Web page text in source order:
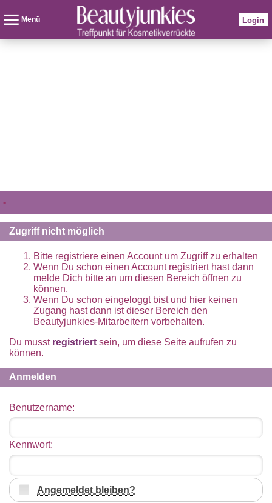
Menü Login
-
Zugriff nicht möglich
Bitte registriere einen Account um Zugriff zu erhalten
Wenn Du schon einen Account registriert hast dann
melde Dich bitte an um diesen Bereich öffnen zu
können.
Wenn Du schon eingeloggt bist und hier keinen
Zugang hast dann ist dieser Bereich den
Beautyjunkies-Mitarbeitern vorbehalten.
Du musst registriert sein, um diese Seite aufrufen zu
können.
Anmelden
Benutzername:
Kennwort:
Angemeldet bleiben?